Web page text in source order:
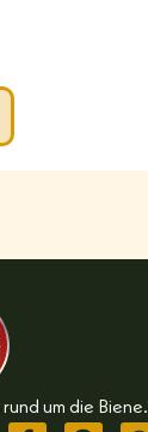
um die Biene.